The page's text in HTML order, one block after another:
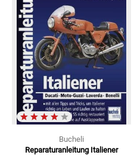
Bucheli
Reparaturanleitung Italiener